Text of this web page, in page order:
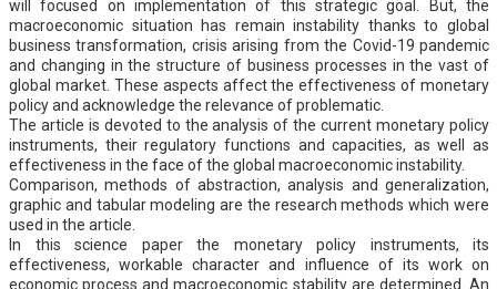
will focused on implementation of this strategic goal. But, the
macroeconomic situation has remain instability thanks to global
business transformation, crisis arising from the Covid-19 pandemic
and changing in the structure of business processes in the vast of
global market. These aspects affect the effectiveness of monetary
policy and acknowledge the relevance of problematic.
The article is devoted to the analysis of the current monetary policy
instruments, their regulatory functions and capacities, as well as
effectiveness in the face of the global macroeconomic instability.
Comparison, methods of abstraction, analysis and generalization,
graphic and tabular modeling are the research methods which were
used in the article.
In this science paper the monetary policy instruments, its
effectiveness, workable character and influence of its work on
economic process and macroeconomic stability are determined. An